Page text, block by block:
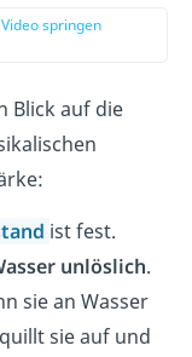
springen
Blick auf die
ist fest.
unlöslich.
sie an Wasser
sie auf und